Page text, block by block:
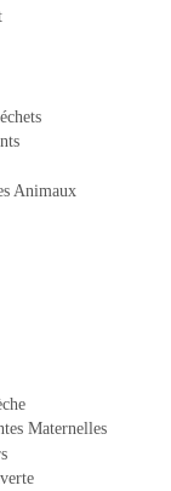
Animaux
Maternelles